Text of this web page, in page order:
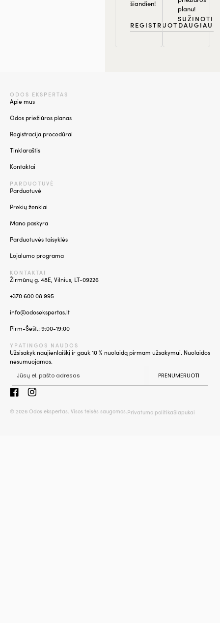
šiandien!
REGISTRUOTIS
planu!
SUŽINOTI
DAUGIAU
ODOS EKSPERTAS
Apie mus
Odos priežiūros planas
Registracija procedūrai
Tinklaraštis
Kontaktai
PARDUOTUVĖ
Parduotuvė
Prekių ženklai
Mano paskyra
Parduotuvės taisyklės
Lojalumo programa
KONTAKTAI
Žirmūnų g. 48E, Vilnius, LT-09226
+370 600 08 995
info@odosekspertas.lt
Pirm-Šešt.: 9:00-19:00
YPATINGOS NAUDOS
Užsisakyk naujienlaiškį ir gauk 10 % nuolaidą pirmam užsakymui. Nuolaidos
nesumuojamos.
PRENUMERUOTI
© 2026 Odos ekspertas. Visos teisės saugomos.Privatumo politikaSlapukai